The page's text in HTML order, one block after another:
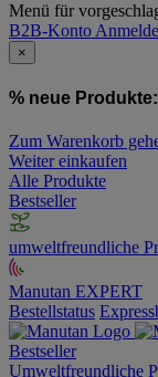
Menü für
B2B-Konto
×
% neue Produkte:
Zum Warenkorb
Weiter einkaufen
Alle Produkte
Bestseller
umweltfreundliche
Manutan EXPERT
Bestellstatus
Bestseller
Umweltfreundliche